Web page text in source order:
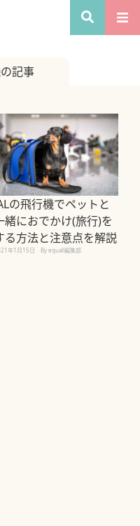
記事
の⾶⾏機でペットと
緒におでかけ(旅行)を
る⽅法と注意点を解説
年1月15日 By equall編集部